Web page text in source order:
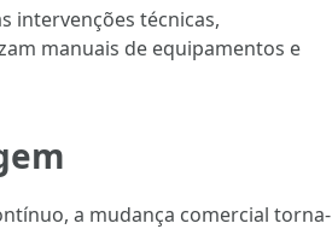
intervenções técnicas,
manuais de equipamentos e
a mudança comercial torna-